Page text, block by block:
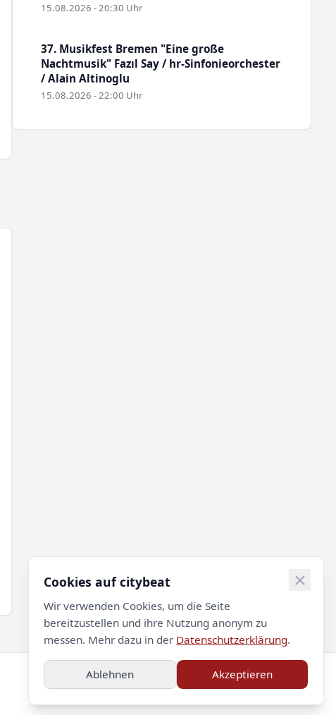
15.08.2026 - 20:30 Uhr
37. Musikfest Bremen "Eine große
Nachtmusik" Fazıl Say / hr-Sinfonieorchester
/ Alain Altinoglu
15.08.2026 - 22:00 Uhr
Impressum Datenschutz Kontakt
Cookies auf citybeat
Wir verwenden Cookies, um die Seite
bereitzustellen und ihre Nutzung anonym zu
messen. Mehr dazu in der Datenschutzerklärung.
Ablehnen Akzeptieren